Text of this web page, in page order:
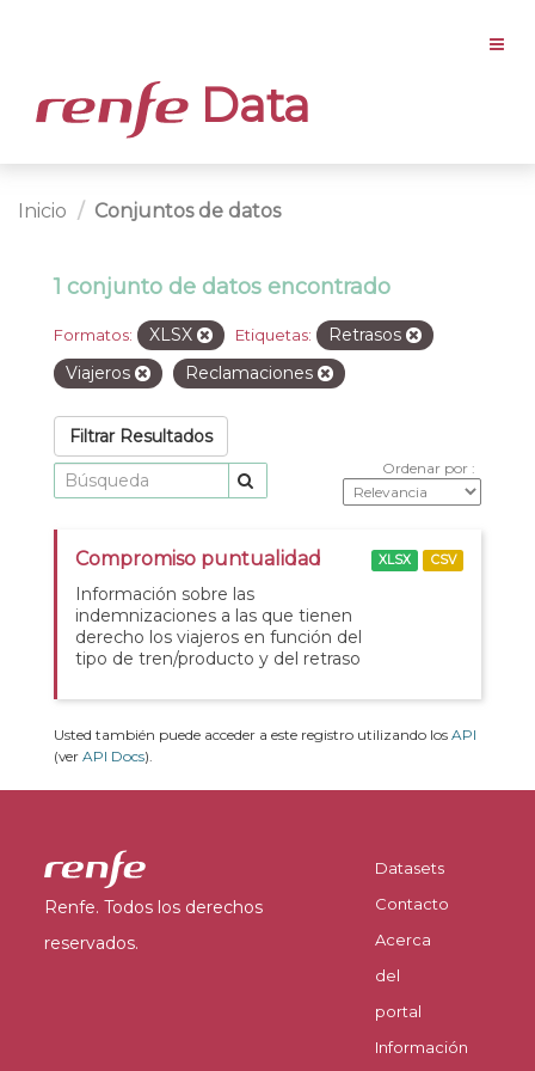
Data
Inicio Conjuntos de datos
1 conjunto de datos encontrado
Formatos: XLSX Etiquetas:
Retrasos
Viajeros
Reclamaciones
Filtrar Resultados
Ordenar por
Compromiso puntualidad
Información sobre las
indemnizaciones a las que tienen
derecho los viajeros en función del
tipo de tren/producto y del retraso
XLSX CSV
Usted también puede acceder a este registro utilizando los API
(ver API Docs).
Renfe. Todos los derechos
reservados.
Datasets
Contacto
Acerca
del
portal
Información